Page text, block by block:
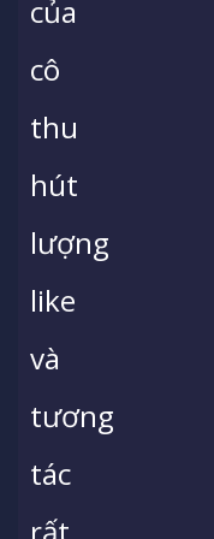
của
cô
thu
hút
lượng
like
và
tương
tác